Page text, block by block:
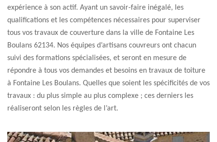
expérience à son actif. Ayant un savoir-faire inégalé, les
qualifications et les compétences nécessaires pour superviser
tous vos travaux de couverture dans la ville de Fontaine Les
Boulans 62134. Nos équipes d’artisans couvreurs ont chacun
suivi des formations spécialisées, et seront en mesure de
répondre à tous vos demandes et besoins en travaux de toiture
à Fontaine Les Boulans. Quelles que soient les spécificités de vos
travaux : du plus simple au plus complexe ; ces derniers les
réaliseront selon les règles de l’art.